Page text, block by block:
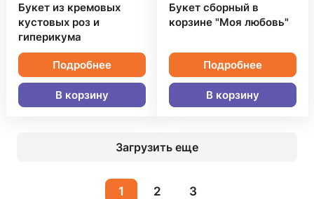
Букет из кремовых
кустовых роз и
гиперикума
Подробнее
В корзину
Букет сборный в
корзине "Моя любовь"
Подробнее
В корзину
Загрузить еще
1 2 3